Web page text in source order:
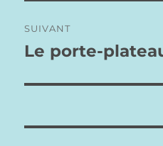
SUIVANT
Publication
Le porte-